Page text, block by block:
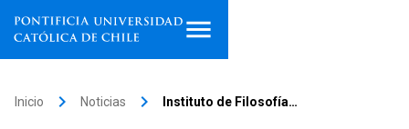
Inicio keyboard_arrow_right Noticias keyboard_arrow_right Instituto de Filosofía…